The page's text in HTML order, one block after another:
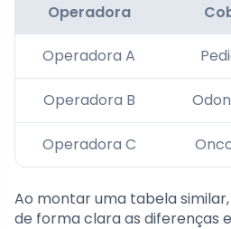
Operadora
Operadora A
Operadora B
Operadora C
Ao montar uma tabela
de forma clara as diferenças